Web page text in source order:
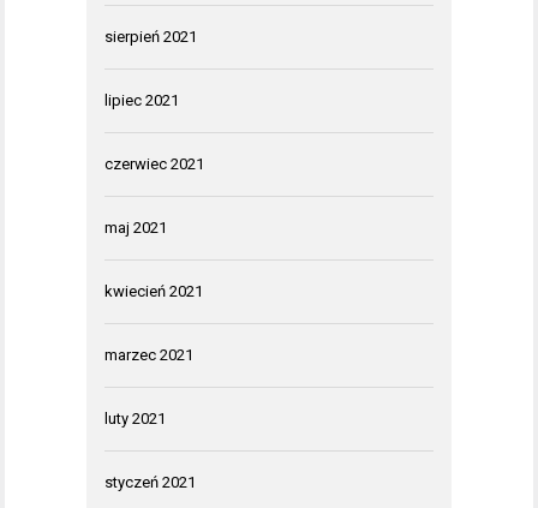
sierpień 2021
lipiec 2021
czerwiec 2021
maj 2021
kwiecień 2021
marzec 2021
luty 2021
styczeń 2021